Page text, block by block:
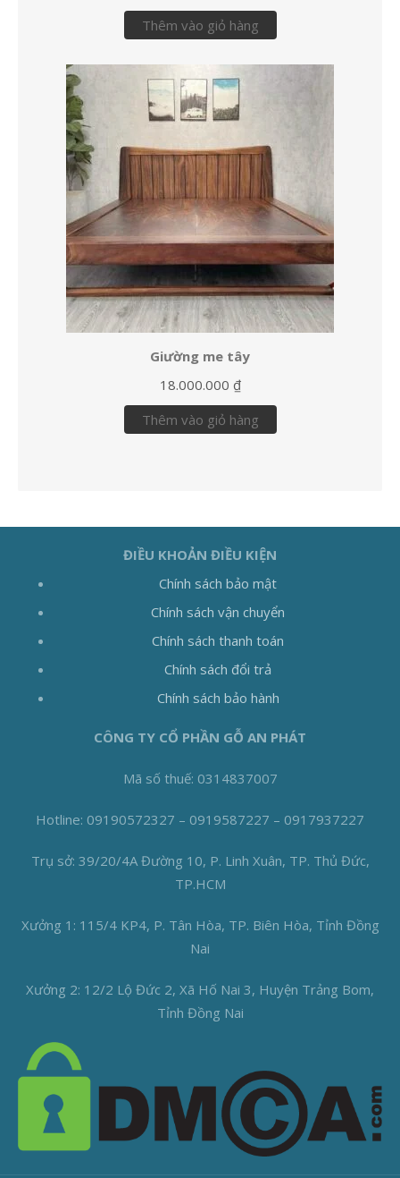
Thêm vào giỏ hàng
Giường me tây
18.000.000 ₫
Thêm vào giỏ hàng
ĐIỀU KHOẢN ĐIỀU KIỆN
Chính sách bảo mật
Chính sách vận chuyển
Chính sách thanh toán
Chính sách đổi trả
Chính sách bảo hành
CÔNG TY CỔ PHẦN GỖ AN PHÁT
Mã số thuế: 0314837007
Hotline: 09190572327 – 0919587227 – 0917937227
Trụ sở: 39/20/4A Đường 10, P. Linh Xuân, TP. Thủ Đức,
TP.HCM
Xưởng 1: 115/4 KP4, P. Tân Hòa, TP. Biên Hòa, Tỉnh Đồng
Nai
Xưởng 2: 12/2 Lộ Đức 2, Xã Hố Nai 3, Huyện Trảng Bom,
Tỉnh Đồng Nai